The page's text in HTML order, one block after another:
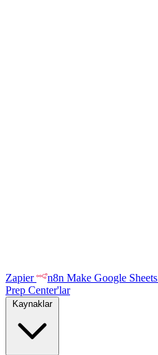
Zapier n8n Make Google Sheets
Prep Center'lar
Kaynaklar